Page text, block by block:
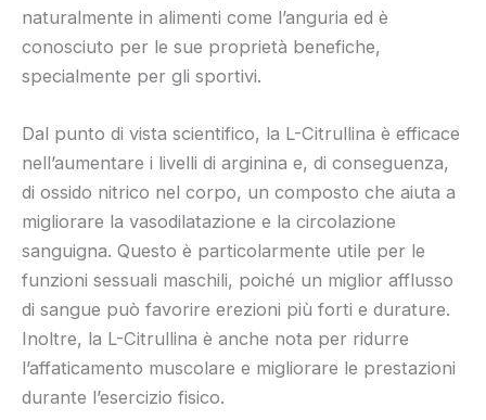
naturalmente in alimenti come l’anguria ed è
conosciuto per le sue proprietà benefiche,
specialmente per gli sportivi.
Dal punto di vista scientifico, la L-Citrullina è efficace
nell’aumentare i livelli di arginina e, di conseguenza,
di ossido nitrico nel corpo, un composto che aiuta a
migliorare la vasodilatazione e la circolazione
sanguigna. Questo è particolarmente utile per le
funzioni sessuali maschili, poiché un miglior afflusso
di sangue può favorire erezioni più forti e durature.
Inoltre, la L-Citrullina è anche nota per ridurre
l’affaticamento muscolare e migliorare le prestazioni
durante l’esercizio fisico.